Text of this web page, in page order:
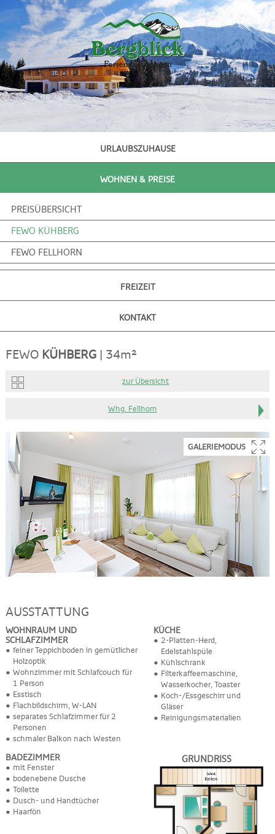
direkt zur Navigation
direkt zum Inhalt
URLAUBSZUHAUSE
WOHNEN & PREISE
PREISÜBERSICHT
FEWO KÜHBERG
FEWO FELLHORN
FREIZEIT
KONTAKT
FEWO KÜHBERG| 34m²
zur Übersicht
Whg. Fellhorn
GALERIEMODUS
AUSSTATTUNG
WOHNRAUM UND
SCHLAFZIMMER
feiner Teppichboden in gemütlicher
Holzoptik
Wohnzimmer mit Schlafcouch für
1 Person
Esstisch
Flachbildschirm, W-LAN
separates Schlafzimmer für 2
Personen
schmaler Balkon nach Westen
KÜCHE
2-Platten-Herd,
Edelstahlspüle
Kühlschrank
Filterkaffeemaschine,
Wasserkocher, Toaster
Koch-/Essgeschirr und
Gläser
Reinigungsmaterialien
BADEZIMMER
mit Fenster
bodenebene Dusche
Toilette
Dusch- und Handtücher
Haarfön
GRUNDRISS